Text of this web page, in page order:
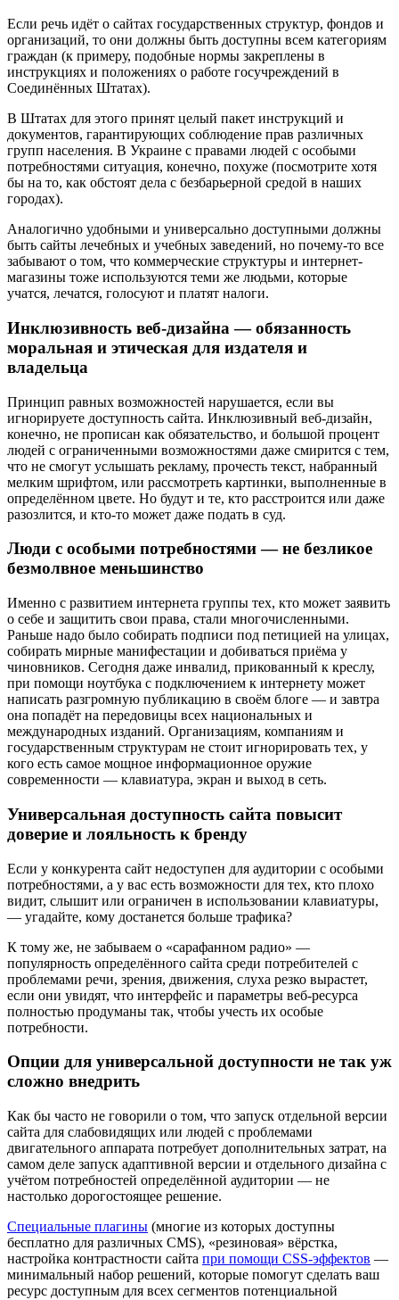
Если речь идёт о сайтах государственных структур, фондов и
организаций, то они должны быть доступны всем категориям
граждан (к примеру, подобные нормы закреплены в
инструкциях и положениях о работе госучреждений в
Соединённых Штатах).
В Штатах для этого принят целый пакет инструкций и
документов, гарантирующих соблюдение прав различных
групп населения. В Украине с правами людей с особыми
потребностями ситуация, конечно, похуже (посмотрите хотя
бы на то, как обстоят дела с безбарьерной средой в наших
городах).
Аналогично удобными и универсально доступными должны
быть сайты лечебных и учебных заведений, но почему-то все
забывают о том, что коммерческие структуры и интернет-
магазины тоже используются теми же людьми, которые
учатся, лечатся, голосуют и платят налоги.
Инклюзивность веб-дизайна — обязанность
моральная и этическая для издателя и
владельца
Принцип равных возможностей нарушается, если вы
игнорируете доступность сайта. Инклюзивный веб-дизайн,
конечно, не прописан как обязательство, и большой процент
людей с ограниченными возможностями даже смирится с тем,
что не смогут услышать рекламу, прочесть текст, набранный
мелким шрифтом, или рассмотреть картинки, выполненные в
определённом цвете. Но будут и те, кто расстроится или даже
разозлится, и кто-то может даже подать в суд.
Люди с особыми потребностями — не безликое
безмолвное меньшинство
Именно с развитием интернета группы тех, кто может заявить
о себе и защитить свои права, стали многочисленными.
Раньше надо было собирать подписи под петицией на улицах,
собирать мирные манифестации и добиваться приёма у
чиновников. Сегодня даже инвалид, прикованный к креслу,
при помощи ноутбука с подключением к интернету может
написать разгромную публикацию в своём блоге — и завтра
она попадёт на передовицы всех национальных и
международных изданий. Организациям, компаниям и
государственным структурам не стоит игнорировать тех, у
кого есть самое мощное информационное оружие
современности — клавиатура, экран и выход в сеть.
Универсальная доступность сайта повысит
доверие и лояльность к бренду
Если у конкурента сайт недоступен для аудитории с особыми
потребностями, а у вас есть возможности для тех, кто плохо
видит, слышит или ограничен в использовании клавиатуры,
— угадайте, кому достанется больше трафика?
К тому же, не забываем о «сарафанном радио» —
популярность определённого сайта среди потребителей с
проблемами речи, зрения, движения, слуха резко вырастет,
если они увидят, что интерфейс и параметры веб-ресурса
полностью продуманы так, чтобы учесть их особые
потребности.
Опции для универсальной доступности не так уж
сложно внедрить
Как бы часто не говорили о том, что запуск отдельной версии
сайта для слабовидящих или людей с проблемами
двигательного аппарата потребует дополнительных затрат, на
самом деле запуск адаптивной версии и отдельного дизайна с
учётом потребностей определённой аудитории — не
настолько дорогостоящее решение.
Специальные плагины (многие из которых доступны
бесплатно для различных CMS), «резиновая» вёрстка,
настройка контрастности сайта при помощи CSS-эффектов —
минимальный набор решений, которые помогут сделать ваш
ресурс доступным для всех сегментов потенциальной